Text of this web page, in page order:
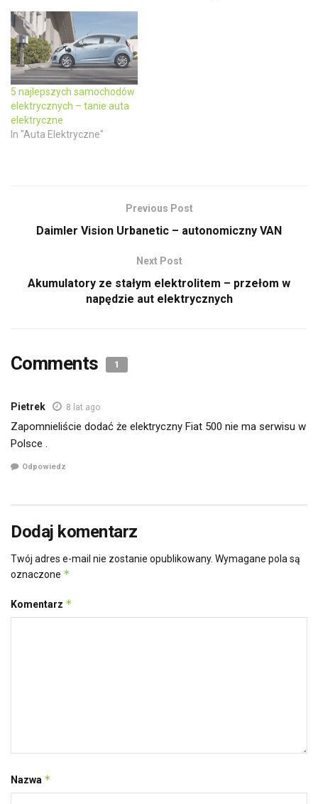
w
i
n
d
o
w
)
w
w
i
n
d
o
w
)
5 najlepszych samochodów
elektrycznych – tanie auta
elektryczne
In "Auta Elektryczne"
Previous Post
Daimler Vision Urbanetic – autonomiczny VAN
Next Post
Akumulatory ze stałym elektrolitem – przełom w
napędzie aut elektrycznych
Comments 1
Pietrek 8 lat ago
Zapomnieliście dodać że elektryczny Fiat 500 nie ma serwisu w
Polsce .
Odpowiedz
Dodaj komentarz
Twój adres e-mail nie zostanie opublikowany. Wymagane pola są
oznaczone *
Komentarz *
Nazwa *